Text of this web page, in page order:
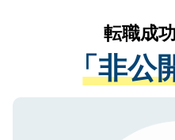
は、個人情報の取
管理基準を満たし
る、プライバシー
で、機密保持に関
かがいして、現在
経験をまじえなが
させていただきま
ない方には、長期
ので、まずはご登
転職成
「非公